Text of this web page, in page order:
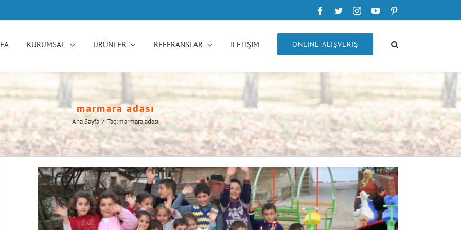
Facebook
TwitterInstagramYouTube
KURUMSAL ÜRÜNLER REFERANSLAR İLETİŞİM ONLINE ALIŞVERİŞ
marmara adası
Ana Sayfa / Tag:marmara adası